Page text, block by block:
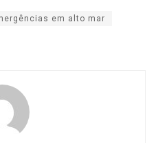
em alto mar